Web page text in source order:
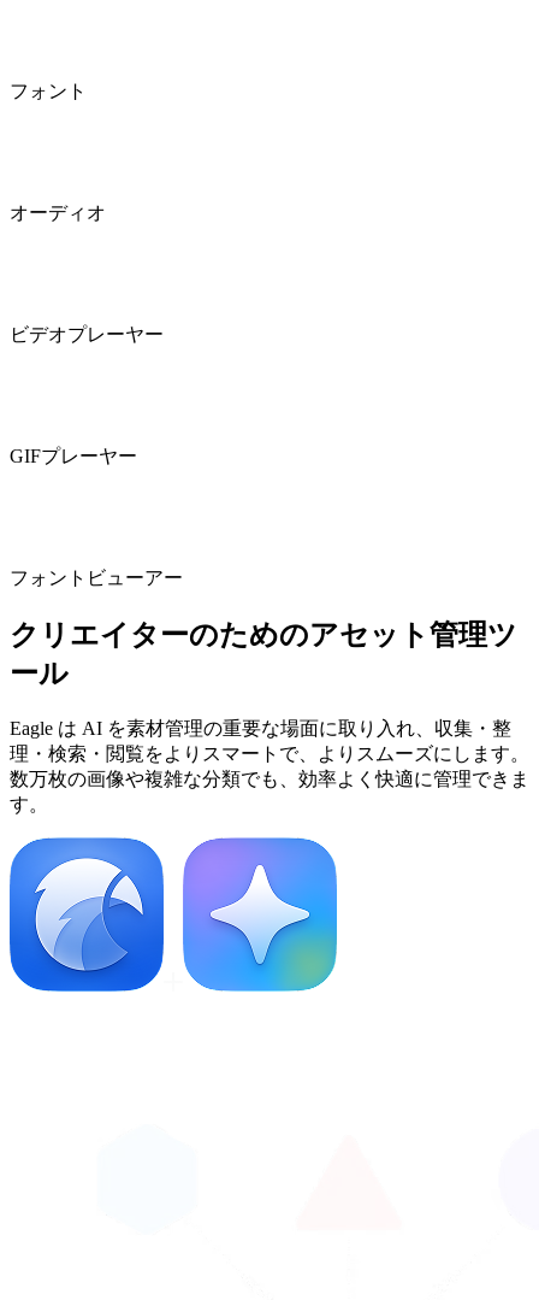
フォント
オーディオ
ビデオプレーヤー
GIFプレーヤー
フォントビューアー
クリエイターのためのアセット管理ツ
ール
Eagle は AI を素材管理の重要な場面に取り入れ、収集・整
理・検索・閲覧をよりスマートで、よりスムーズにします。
数万枚の画像や複雑な分類でも、効率よく快適に管理できま
す。